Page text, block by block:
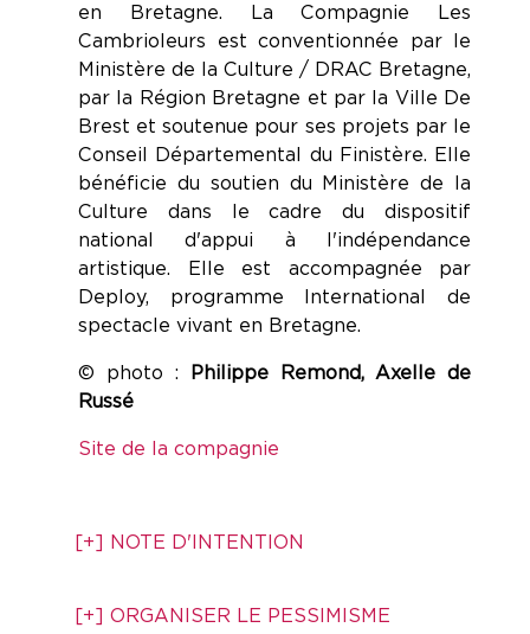
en Bretagne. La Compagnie Les
Cambrioleurs est conventionnée par le
Ministère de la Culture / DRAC Bretagne,
par la Région Bretagne et par la Ville De
Brest et soutenue pour ses projets par le
Conseil Départemental du Finistère. Elle
bénéficie du soutien du Ministère de la
Culture dans le cadre du dispositif
national d'appui à l'indépendance
artistique. Elle est accompagnée par
Deploy, programme International de
spectacle vivant en Bretagne.
© photo :
Philippe Remond, Axelle de
Russé
Site de la compagnie
[+] NOTE D'INTENTION
[+] ORGANISER LE PESSIMISME